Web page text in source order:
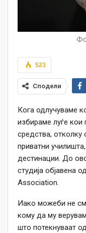
523
Сподели
Кога одлучуваме
избираме луѓе кои
средства, отколку
приватни
дестинации. До
студија објавена
Association.
Иако можеби не
кому да му
што потекнуваат